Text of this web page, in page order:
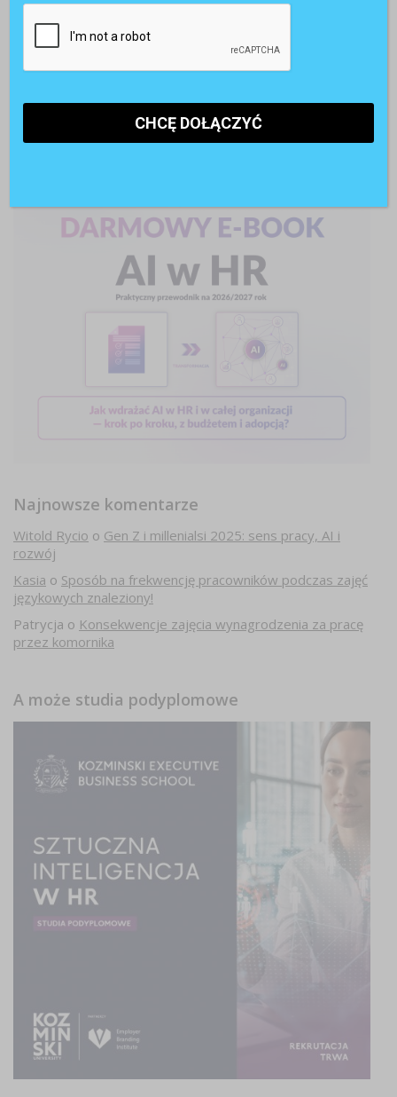
AI w rekrutacji. 74% kandydatów korzysta ze sztucznej
inteligencji
POLECANE RAPORTY
Najnowsze komentarze
Witold Rycio o Gen Z i millenialsi 2025: sens pracy, AI i
rozwój
Kasia o Sposób na frekwencję pracowników podczas zajęć
językowych znaleziony!
Patrycja o Konsekwencje zajęcia wynagrodzenia za pracę
przez komornika
A może studia podyplomowe